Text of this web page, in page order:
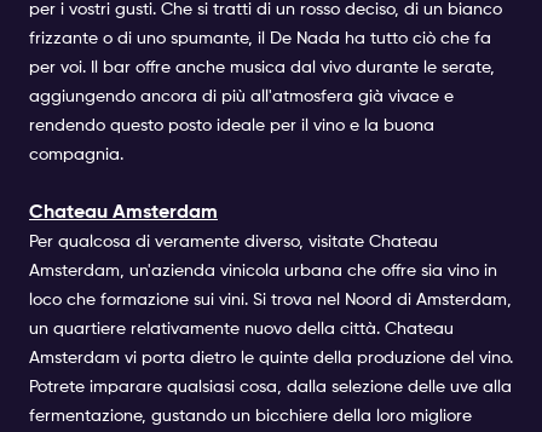
per i vostri gusti. Che si tratti di un rosso deciso, di un bianco
frizzante o di uno spumante, il De Nada ha tutto ciò che fa
per voi. Il bar offre anche musica dal vivo durante le serate,
aggiungendo ancora di più all'atmosfera già vivace e
rendendo questo posto ideale per il vino e la buona
compagnia.
Chateau Amsterdam
Per qualcosa di veramente diverso, visitate Chateau
Amsterdam, un'azienda vinicola urbana che offre sia vino in
loco che formazione sui vini. Si trova nel Noord di Amsterdam,
un quartiere relativamente nuovo della città. Chateau
Amsterdam vi porta dietro le quinte della produzione del vino.
Potrete imparare qualsiasi cosa, dalla selezione delle uve alla
fermentazione, gustando un bicchiere della loro migliore